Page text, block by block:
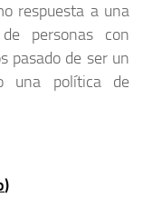
respuesta a una
personas con
pasado de ser un
una política de
)